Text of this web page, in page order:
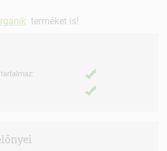
terméket is!